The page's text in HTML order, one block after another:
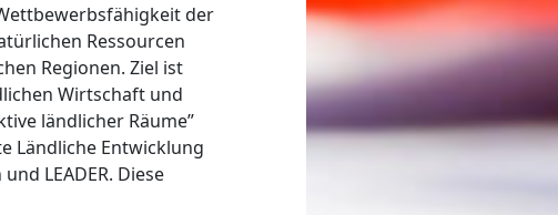
der
Ressourcen
Regionen. Ziel ist
Wirtschaft und
ländlicher Räume”
Ländliche Entwicklung
LEADER. Diese